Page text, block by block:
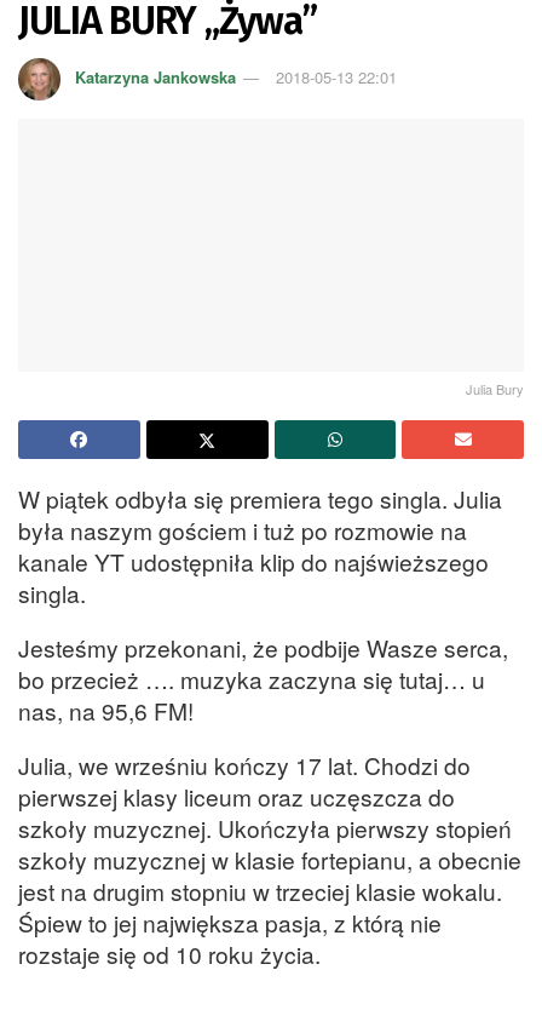
JULIA BURY „Żywa”
Katarzyna Jankowska 2018-05-13 22:01
Julia Bury
W piątek odbyła się premiera tego singla. Julia
była naszym gościem i tuż po rozmowie na
kanale YT udostępniła klip do najświeższego
singla.
Jesteśmy przekonani, że podbije Wasze serca,
bo przecież …. muzyka zaczyna się tutaj… u
nas, na 95,6 FM!
Julia, we wrześniu kończy 17 lat. Chodzi do
pierwszej klasy liceum oraz uczęszcza do
szkoły muzycznej. Ukończyła pierwszy stopień
szkoły muzycznej w klasie fortepianu, a obecnie
jest na drugim stopniu w trzeciej klasie wokalu.
Śpiew to jej największa pasja, z którą nie
rozstaje się od 10 roku życia.